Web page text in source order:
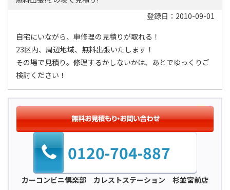
登録日：2010-09-01
自宅にいながら、車修理の見積りが取れる！
23区内、周辺地域、無料出張いたします！
その場で見積り。修理するかしないかは、あとでゆっくりご
検討ください！
0120-704-887
カーコンビニ倶楽部 カレストステーション 杉並宮前店